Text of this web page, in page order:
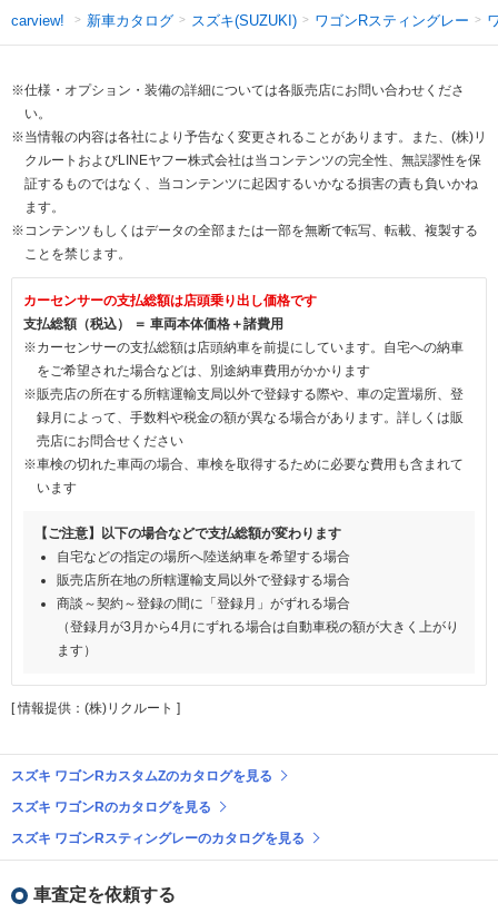
carview! 新車カタログ スズキ(SUZUKI) ワゴンRスティングレー
※仕様・オプション・装備の詳細については各販売店にお問い合わせくださ
い。
※当情報の内容は各社により予告なく変更されることがあります。また、(株)リ
クルートおよびLINEヤフー株式会社は当コンテンツの完全性、無誤謬性を保
証するものではなく、当コンテンツに起因するいかなる損害の責も負いかね
ます。
※コンテンツもしくはデータの全部または一部を無断で転写、転載、複製する
ことを禁じます。
カーセンサーの支払総額は店頭乗り出し価格です
支払総額（税込） ＝ 車両本体価格＋諸費用
※カーセンサーの支払総額は店頭納車を前提にしています。自宅への納車
をご希望された場合などは、別途納車費用がかかります
※販売店の所在する所轄運輸支局以外で登録する際や、車の定置場所、登
録月によって、手数料や税金の額が異なる場合があります。詳しくは販
売店にお問合せください
※車検の切れた車両の場合、車検を取得するために必要な費用も含まれて
います
【ご注意】以下の場合などで支払総額が変わります
自宅などの指定の場所へ陸送納車を希望する場合
販売店所在地の所轄運輸支局以外で登録する場合
商談～契約～登録の間に「登録月」がずれる場合
（登録月が3月から4月にずれる場合は自動車税の額が大きく上がり
ます）
[ 情報提供：(株)リクルート ]
スズキ ワゴンRカスタムZのカタログを見る
スズキ ワゴンRのカタログを見る
スズキ ワゴンRスティングレーのカタログを見る
車査定を依頼する